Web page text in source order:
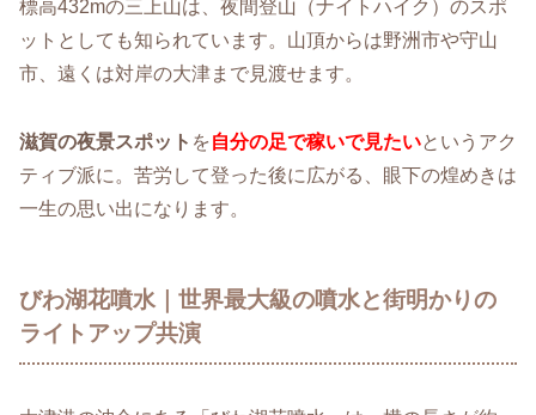
標高432mの三上山は、夜間登山（ナイトハイク）のスポ
ットとしても知られています。山頂からは野洲市や守山
市、遠くは対岸の大津まで見渡せます。
滋賀の夜景スポット を 自分の足で稼いで見たいというアク
ティブ派に。苦労して登った後に広がる、眼下の煌めきは
一生の思い出になります。
びわ湖花噴水｜世界最大級の噴水と街明かりの
ライトアップ共演